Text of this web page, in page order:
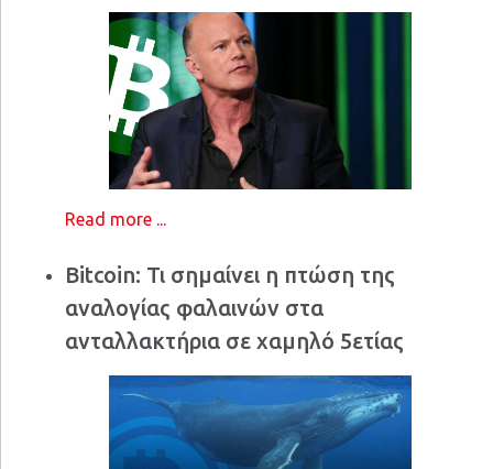
Read more ...
Bitcoin: Τι σημαίνει η πτώση της
αναλογίας φαλαινών στα
ανταλλακτήρια σε χαμηλό 5ετίας